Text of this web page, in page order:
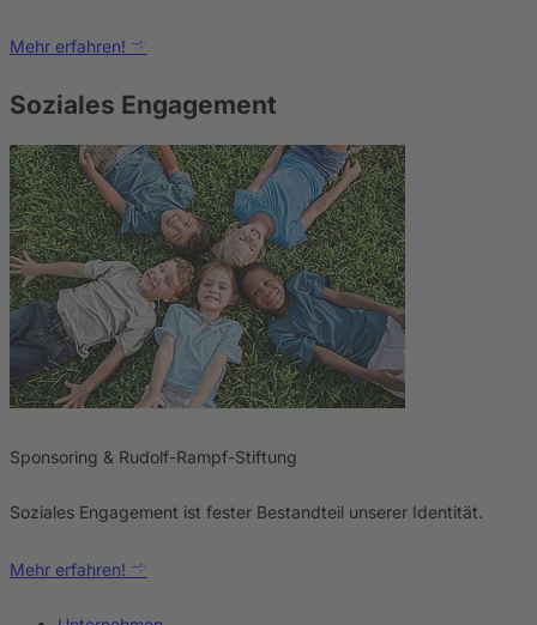
Mehr erfahren!
Soziales Engagement
Sponsoring & Rudolf-Rampf-Stiftung
Soziales Engagement ist fester Bestandteil unserer Identität.
Mehr erfahren!